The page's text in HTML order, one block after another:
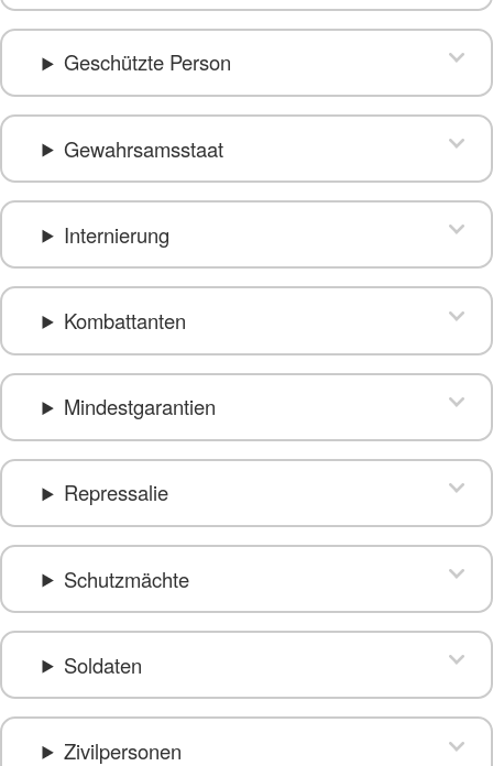
Geschützte Person
Gewahrsamsstaat
Internierung
Kombattanten
Mindestgarantien
Repressalie
Schutzmächte
Soldaten
Zivilpersonen